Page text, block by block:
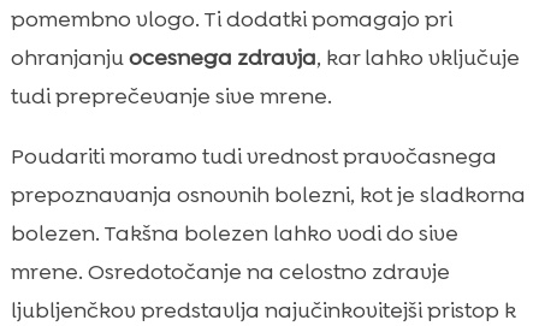
pomembno vlogo. Ti dodatki pomagajo pri
ohranjanjuocesnega zdravja, kar lahko vključuje
tudi preprečevanje sive mrene.
Poudariti moramo tudi vrednost pravočasnega
prepoznavanja osnovnih bolezni, kot je sladkorna
bolezen. Takšna bolezen lahko vodi do sive
mrene. Osredotočanje na celostno zdravje
ljubljenčkov predstavlja najučinkovitejši pristop k